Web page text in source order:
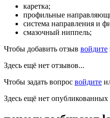
каретка;
профильные
система направления и
смазочный ниппель;
Чтобы добавить отзыв войдите
Здесь ещё нет отзывов...
Чтобы задать вопрос войдите
Здесь ещё нет опубликованных